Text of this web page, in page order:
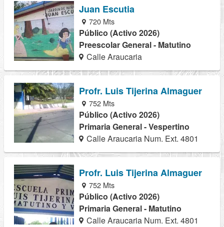
Juan Escutia
720 Mts
Público (Activo 2026)
Preescolar General - Matutino
Calle Araucaria
Profr. Luis Tijerina Almaguer
752 Mts
Público (Activo 2026)
Primaria General - Vespertino
Calle Araucaria Num. Ext. 4801
Profr. Luis Tijerina Almaguer
752 Mts
Público (Activo 2026)
Primaria General - Matutino
Calle Araucaria Num. Ext. 4801